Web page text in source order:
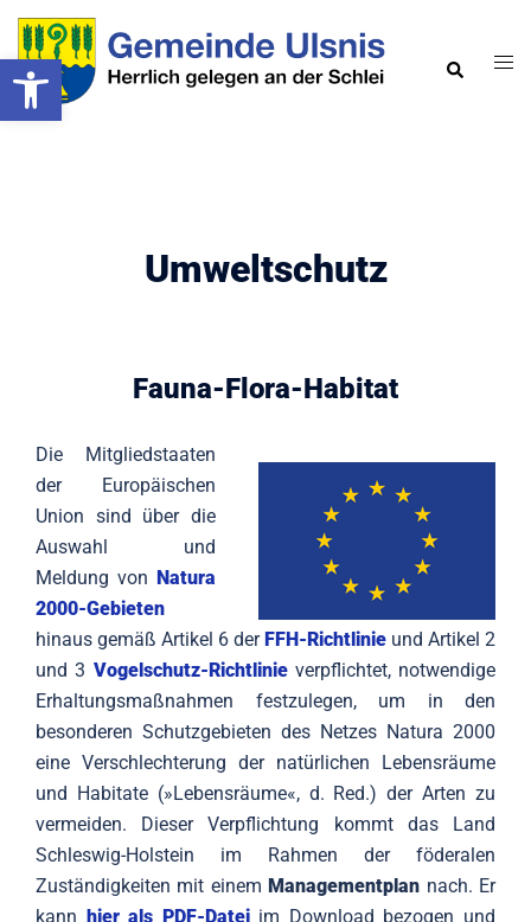
Zum
Inhalt
springen
Suche
Umweltschutz
Fauna-Flora-Habitat
Die Mitgliedstaaten
der Europäischen
Union sind über die
Auswahl und
Meldung von Natura
2000-Gebieten
hinaus gemäß Artikel 6 derFFH-Richtlinie und Artikel 2
und 3 Vogelschutz-Richtlinieverpflichtet, notwendige
Erhaltungsmaßnahmen festzulegen, um in den
besonderen Schutzgebieten des Netzes Natura 2000
eine Verschlechterung der natürlichen Lebensräume
und Habitate (»Lebensräume«, d. Red.) der Arten zu
vermeiden. Dieser Verpflichtung kommt das Land
Schleswig-Holstein im Rahmen der föderalen
Zuständigkeiten mit einemManagementplan nach. Er
kann hier als PDF-Dateiim Download bezogen und
Werkzeugleiste öffnen